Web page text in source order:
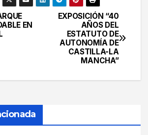
EXPOSICIÓN “40
AÑOS DEL
ESTATUTO DE
AUTONOMÍA DE
CASTILLA-LA
MANCHA”
EN